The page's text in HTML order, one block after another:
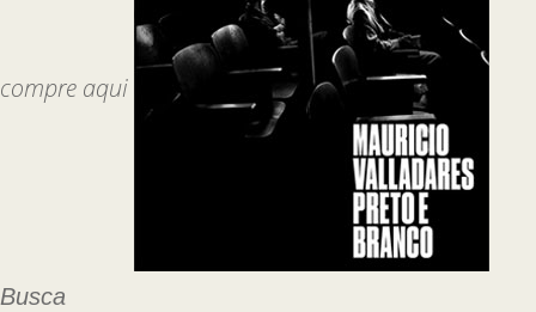
compre aqui
Busca